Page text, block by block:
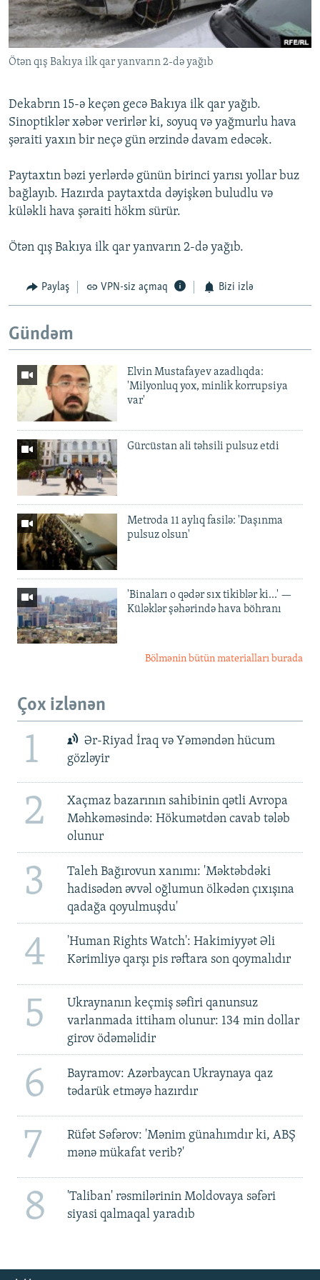
İNFOQRAFIKA
KARIKATURA
AZƏRBAYCAN ƏDƏBIYYATI KITABXANASI
İSLAM VƏ DEMOKRATIYA
İZ - MƏDƏNIYYƏT PROQRAMI
MISSIYAMIZ
PEŞƏ ETIKASI VƏ JURNALISTIKA STANDARTLARIMIZ
MATERIALLARIMIZDAN ISTIFADƏ
BIZIMLƏ ƏLAQƏ
XƏBƏR BÜLLETENLƏRIMIZ
BIZI IZLƏ
Ötən qış Bakıya ilk qar yanvarın 2-də yağıb
Dekabrın 15-ə keçən gecə Bakıya ilk qar yağıb.
Sinoptiklər xəbər verirlər ki, soyuq və yağmurlu hava
şəraiti yaxın bir neçə gün ərzində davam edəcək.
Paytaxtın bəzi yerlərdə günün birinci yarısı yollar buz
bağlayıb. Hazırda paytaxtda dəyişkən buludlu və
küləkli hava şəraiti hökm sürür.
Ötən qış Bakıya ilk qar yanvarın 2-də yağıb.
Paylaş VPN-siz açmaq Bizi izlə
Gündəm
Elvin Mustafayev azadlıqda:
'Milyonluq yox, minlik korrupsiya
var'
Gürcüstan ali təhsili pulsuz etdi
Metroda 11 aylıq fasilə: 'Daşınma
pulsuz olsun'
'Binaları o qədər sıx tikiblər ki...' —
Küləklər şəhərində hava böhranı
Bölmənin bütün materialları burada
Çox izlənən
1
Ər-Riyad İraq və Yəməndən hücum
gözləyir
2
Xaçmaz bazarının sahibinin qətli Avropa
Məhkəməsində: Hökumətdən cavab tələb
olunur
3
Taleh Bağırovun xanımı: 'Məktəbdəki
hadisədən əvvəl oğlumun ölkədən çıxışına
qadağa qoyulmuşdu'
4
'Human Rights Watch': Hakimiyyət Əli
Kərimliyə qarşı pis rəftara son qoymalıdır
5
Ukraynanın keçmiş səfiri qanunsuz
varlanmada ittiham olunur: 134 min dollar
girov ödəməlidir
6
Bayramov: Azərbaycan Ukraynaya qaz
tədarük etməyə hazırdır
7
Rüfət Səfərov: 'Mənim günahımdır ki, ABŞ
mənə mükafat verib?'
8
'Taliban' rəsmilərinin Moldovaya səfəri
siyasi qalmaqal yaradıb